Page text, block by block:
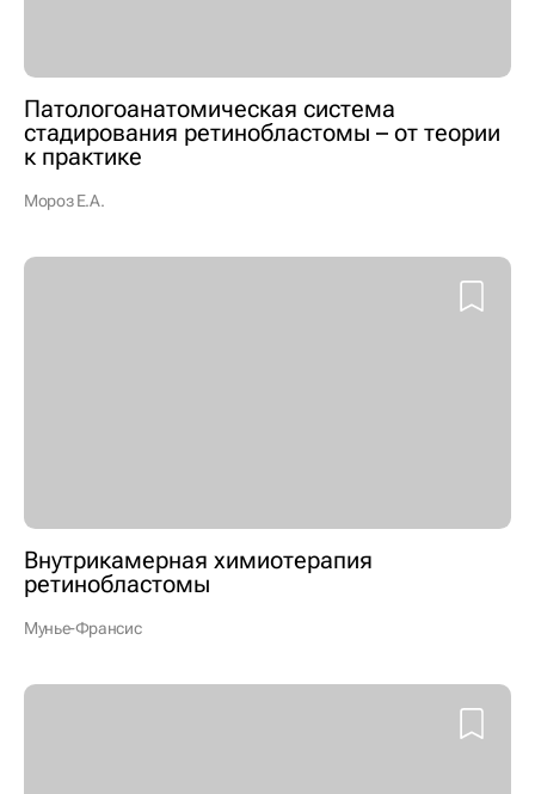
Патологоанатомическая система
стадирования ретинобластомы – от теории
к практике
Мороз Е.А.
Внутрикамерная химиотерапия
ретинобластомы
Мунье-Франсис